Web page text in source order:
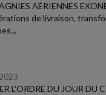
AÉRIENNES
de livraison,
L'ORDRE DU JOUR DU